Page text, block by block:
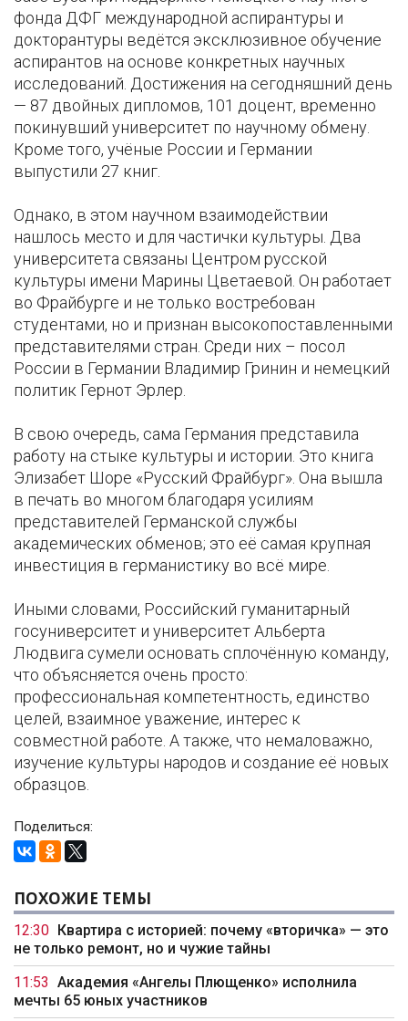
фонда ДФГ международной аспирантуры и
докторантуры ведётся эксклюзивное обучение
аспирантов на основе конкретных научных
исследований. Достижения на сегодняшний день
— 87 двойных дипломов, 101 доцент, временно
покинувший университет по научному обмену.
Кроме того, учёные России и Германии
выпустили 27 книг.
Однако, в этом научном взаимодействии
нашлось место и для частички культуры. Два
университета связаны Центром русской
культуры имени Марины Цветаевой. Он работает
во Фрайбурге и не только востребован
студентами, но и признан высокопоставленными
представителями стран. Среди них – посол
России в Германии Владимир Гринин и немецкий
политик Гернот Эрлер.
В свою очередь, сама Германия представила
работу на стыке культуры и истории. Это книга
Элизабет Шоре «Русский Фрайбург». Она вышла
в печать во многом благодаря усилиям
представителей Германской службы
академических обменов; это её самая крупная
инвестиция в германистику во всё мире.
Иными словами, Российский гуманитарный
госуниверситет и университет Альберта
Людвига сумели основать сплочённую команду,
что объясняется очень просто:
профессиональная компетентность, единство
целей, взаимное уважение, интерес к
совместной работе. А также, что немаловажно,
изучение культуры народов и создание её новых
образцов.
Поделиться:
ПОХОЖИЕ ТЕМЫ
12:30
Квартира с историей: почему «вторичка» — это
не только ремонт, но и чужие тайны
11:53 Академия «Ангелы Плющенко» исполнила
мечты 65 юных участников